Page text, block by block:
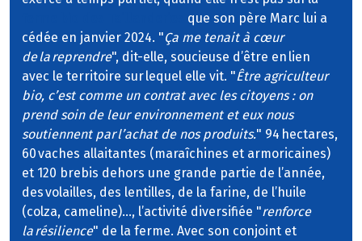
que son père Marc lui a
cédée en janvier 2024. "Ça me tenait à cœur
de la reprendre", dit-elle, soucieuse d’être en lien
avec le territoire sur lequel elle vit. "Être agriculteur
bio, c’est comme un contrat avec les citoyens : on
prend soin de leur environnement et eux nous
soutiennent par l’achat de nos produits." 94 hectares,
60 vaches allaitantes (maraîchines et armoricaines)
et 120 brebis dehors une grande partie de l’année,
des volailles, des lentilles, de la farine, de l’huile
(colza, cameline)…, l’activité diversifiée "renforce
la résilience" de la ferme. Avec son conjoint et